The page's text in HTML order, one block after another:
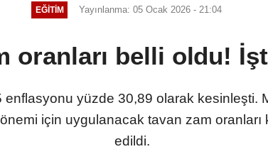
EĞITIM Yayınlanma: 05 Ocak 2026 - 21:04
oranları belli oldu!
enflasyonu yüzde 30,89 olarak kesinleşti.
için uygulanacak tavan zam oranları
edildi.